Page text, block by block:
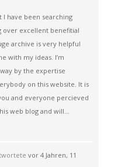
I have been searching
over excellent benefitial
archive is very helpful
with my ideas. I’m
by the expertise
on this website. It is
and everyone percieved
web blog and will…
vor 4 Jahren, 11